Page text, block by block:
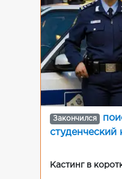
Закончился
Кастинг в